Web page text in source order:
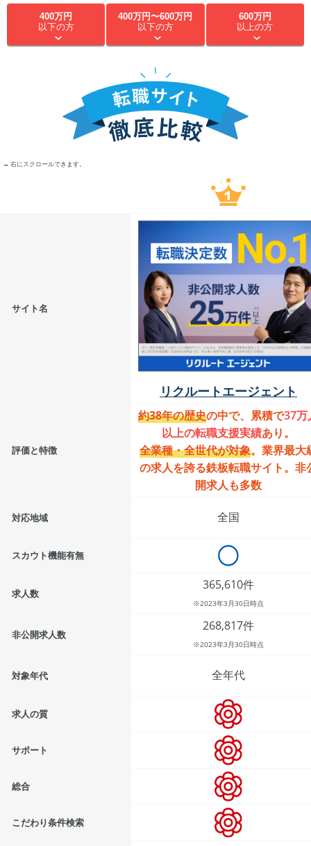
400万円
以下の方
400万円〜600万円
以下の方
600万円
以上の方
→ 右にスクロールできます。
サイト名
リクルートエージェント
評価と特徴
約38年の歴史の中で、累積で37万
以上の転職支援実績あり。
全業種・全世代が対象。業界最大
の求人を誇る鉄板転職サイト。非
開求人も多数
対応地域 全国
スカウト機能有無
求人数
365,610件
※2023年3月30日時点
非公開求人数
268,817件
※2023年3月30日時点
対象年代 全年代
求人の質
サポート
総合
こだわり条件検索